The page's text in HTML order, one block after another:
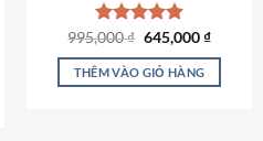
Được xếp
hạng4.88
5 sao
995,000₫ Giá
là:
995,000 ₫.
645,000₫Giá
tại
THÊM VÀO GIỎ HÀNG